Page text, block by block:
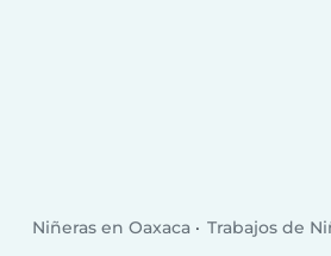
Niñeras en Oaxaca Trabajos de